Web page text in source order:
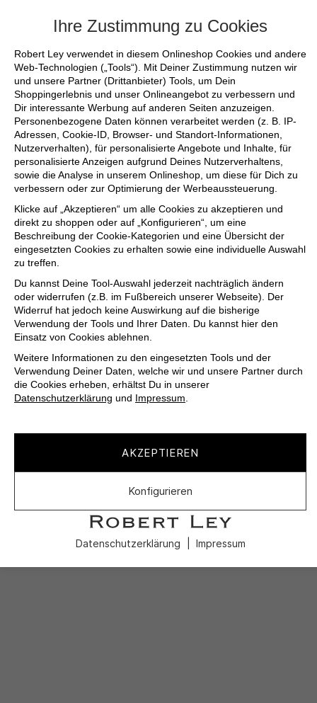
Ihre Zustimmung zu Cookies
Robert Ley verwendet in diesem Onlineshop Cookies und andere
Web-Technologien („Tools“). Mit Deiner Zustimmung nutzen wir
und unsere Partner (Drittanbieter) Tools, um Dein
Shoppingerlebnis und unser Onlineangebot zu verbessern und
Dir interessante Werbung auf anderen Seiten anzuzeigen.
Personenbezogene Daten können verarbeitet werden (z. B. IP-
Adressen, Cookie-ID, Browser- und Standort-Informationen,
Nutzerverhalten), für personalisierte Angebote und Inhalte, für
personalisierte Anzeigen aufgrund Deines Nutzerverhaltens,
sowie die Analyse in unserem Onlineshop, um diese für Dich zu
verbessern oder zur Optimierung der Werbeaussteuerung.
Klicke auf „Akzeptieren“ um alle Cookies zu akzeptieren und
direkt zu shoppen oder auf „Konfigurieren“, um eine
Beschreibung der Cookie-Kategorien und eine Übersicht der
eingesetzten Cookies zu erhalten sowie eine individuelle Auswahl
zu treffen.
Du kannst Deine Tool-Auswahl jederzeit nachträglich ändern
oder widerrufen (z.B. im Fußbereich unserer Webseite). Der
Widerruf hat jedoch keine Auswirkung auf die bisherige
Verwendung der Tools und Ihrer Daten. Du kannst hier den
Einsatz von Cookies ablehnen.
Weitere Informationen zu den eingesetzten Tools und der
Verwendung Deiner Daten, welche wir und unsere Partner durch
die Cookies erheben, erhältst Du in unserer
Datenschutzerklärung und Impressum.
AKZEPTIEREN
Konfigurieren
Datenschutzerklärung Impressum